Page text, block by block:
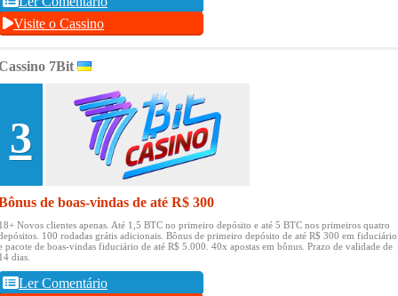
Visite o Cassino
7Bit
3
de boas-vindas de até R$ 300
Novos clientes apenas. Até 1,5 BTC no primeiro depósito e até 5 BTC nos primeiros quatro
100 rodadas grátis adicionais. Bônus de primeiro depósito de até R$ 300 em fiduciário
pacote de boas-vindas fiduciário de até R$ 5.000. 40x apostas em bônus. Prazo de validade de
dias.
Ler Comentário